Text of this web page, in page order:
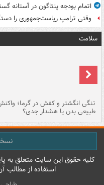
اتمام بودجه پنتاگون در آستانه
وقتی ترامپ ریاست‌جمهوری را
سلامت
تنگی انگشتر و کفش در گرما؛
طبیعی بدن یا هشدار جدی؟
کليه حقوق اين سايت متعلق به
استفاده از مطالب